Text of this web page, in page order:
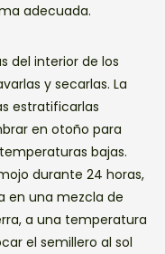
adecuada.
del interior de los
y secarlas. La
estratificarlas
en otoño para
bajas.
durante 24 horas,
en una mezcla de
a una temperatura
el semillero al sol